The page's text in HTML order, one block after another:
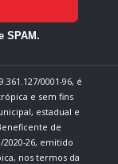
SPAM.
0001-96, é
e sem fins
estadual e
de
2020-26, emitido
nos termos da